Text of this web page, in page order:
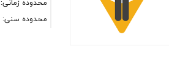
محدوده زمانی: 14 تا 19 بعد از ظهر
محدوده سنی: 18 - 25